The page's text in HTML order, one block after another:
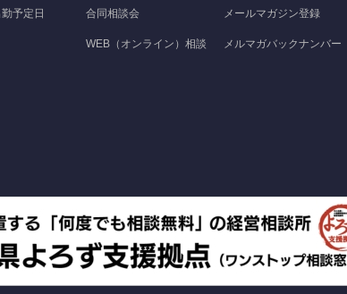
予定日 合同相談会
WEB（オンライン）相談
メールマガジン登録
メルマガバックナンバー